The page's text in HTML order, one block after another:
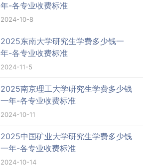
年-各专业收费标准
2024-10-8
2025东南大学研究生学费多少钱一
年-各专业收费标准
2024-11-5
2025南京理工大学研究生学费多少钱
一年-各专业收费标准
2024-10-11
2025中国矿业大学研究生学费多少钱
一年-各专业收费标准
2024-10-14